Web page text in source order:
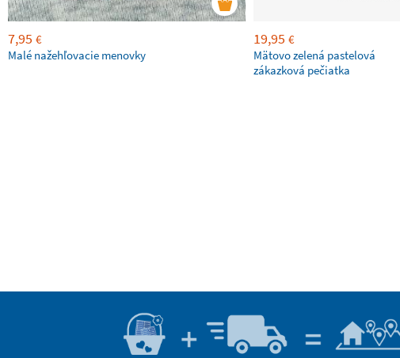
7,95 €
Malé nažehľovacie menovky
19,95 €
Mätovo zelená pastelová
zákazková pečiatka